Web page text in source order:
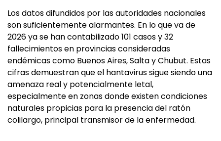
Los datos difundidos por las autoridades nacionales
son suficientemente alarmantes. En lo que va de
2026 ya se han contabilizado 101 casos y 32
fallecimientos en provincias consideradas
endémicas como Buenos Aires, Salta y Chubut. Estas
cifras demuestran que el hantavirus sigue siendo una
amenaza real y potencialmente letal,
especialmente en zonas donde existen condiciones
naturales propicias para la presencia del ratón
colilargo, principal transmisor de la enfermedad.